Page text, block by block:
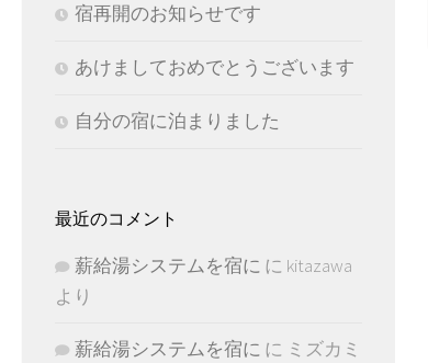
宿再開のお知らせです
あけましておめでとうございます
自分の宿に泊まりました
最近のコメント
薪給湯システムを宿に に kitazawa
より
薪給湯システムを宿に に ミズカミ